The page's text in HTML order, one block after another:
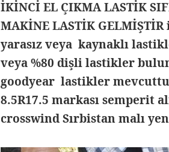
İKİNCİ EL ÇIKMA LASTİK
MAKİNE LASTİK
yarasız veya kaynaklı
veya %80 dişli lastikler
goodyear lastikler
8.5R17.5 markası semperit
crosswind Sırbistan malı